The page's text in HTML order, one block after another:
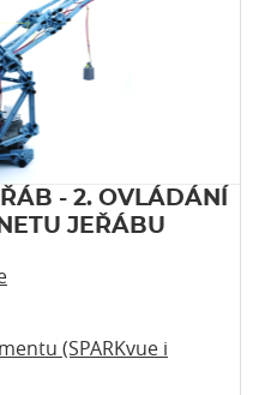
- 2. OVLÁDÁNÍ
JEŘÁBU
(SPARKvue i